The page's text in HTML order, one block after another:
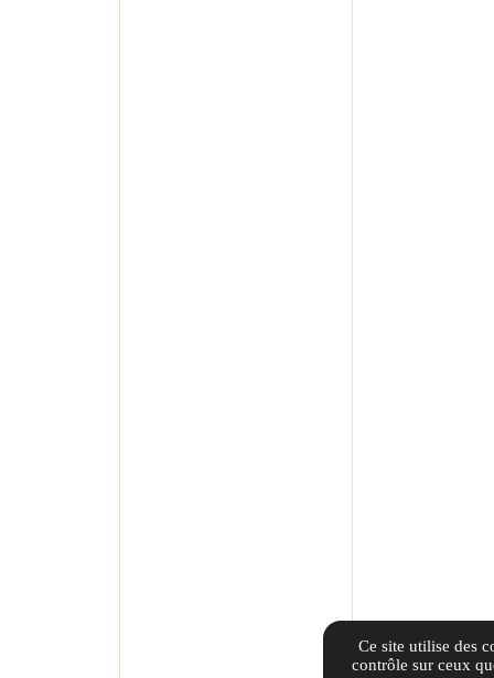
Ce site utilise des
contrôle sur ceux